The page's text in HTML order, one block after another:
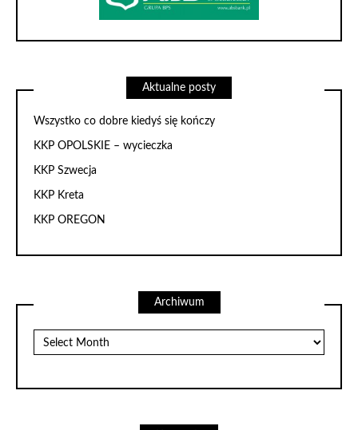
Aktualne posty
Wszystko co dobre kiedyś się kończy
KKP OPOLSKIE – wycieczka
KKP Szwecja
KKP Kreta
KKP OREGON
Archiwum
Archiwum